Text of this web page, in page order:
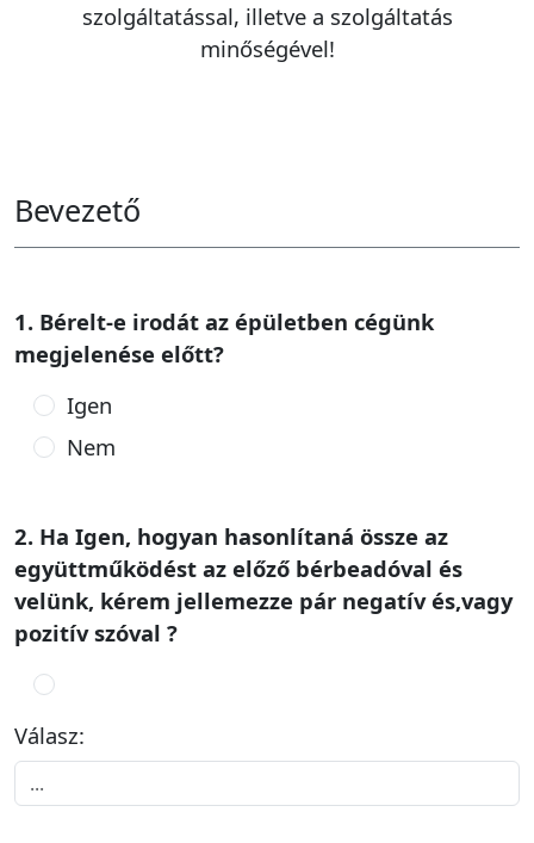
szolgáltatással, illetve a szolgáltatás
minőségével!
Bevezető
1. Bérelt-e irodát az épületben cégünk
megjelenése előtt?
Igen
Nem
2. Ha Igen, hogyan hasonlítaná össze az
együttműködést az előző bérbeadóval és
velünk, kérem jellemezze pár negatív és,vagy
pozitív szóval ?
Válasz: